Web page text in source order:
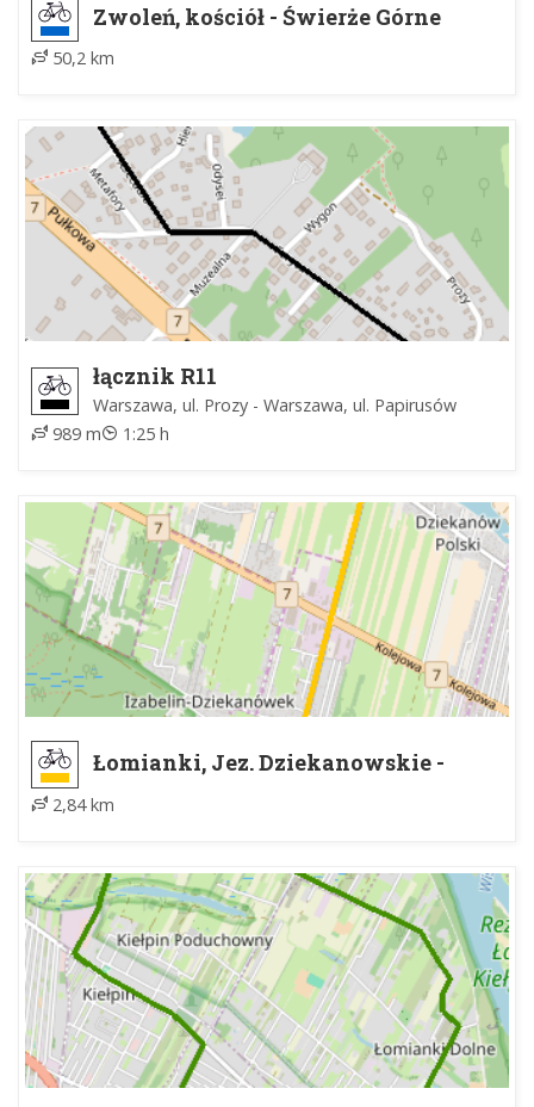
Zwoleń, kościół - Świerże Górne
50,2 km
łącznik R11
Warszawa, ul. Prozy - Warszawa, ul. Papirusów
989 m
1:25 h
Łomianki, Jez. Dziekanowskie -
2,84 km